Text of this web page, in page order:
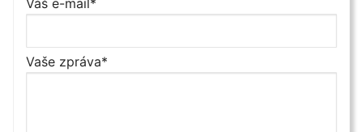
Váš e-mail*
Vaše zpráva*